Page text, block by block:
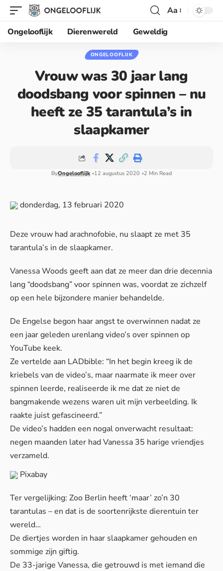
Aa
Ongelooflijk
Dierenwereld Geweldig
ONGELOOFLIJK
Vrouw was 30 jaar lang
doodsbang voor spinnen – nu
heeft ze 35 tarantula’s in
slaapkamer
ByOngelooflijk 12 augustus 2020 2 Min Read
donderdag, 13 februari 2020
Deze vrouw had arachnofobie, nu slaapt ze met 35
tarantula’s in de slaapkamer.
Vanessa Woods geeft aan dat ze meer dan drie decennia
lang “doodsbang” voor spinnen was, voordat ze zichzelf
op een hele bijzondere manier behandelde.
De Engelse begon haar angst te overwinnen nadat ze
een jaar geleden urenlang video’s over spinnen op
YouTube keek.
Ze vertelde aan LADbible: “In het begin kreeg ik de
kriebels van de video’s, maar naarmate ik meer over
spinnen leerde, realiseerde ik me dat ze niet de
bangmakende wezens waren uit mijn verbeelding. Ik
raakte juist gefascineerd.”
De video’s hadden een nogal onverwacht resultaat:
negen maanden later had Vanessa 35 harige vriendjes
verzameld.
Pixabay
Ter vergelijking: Zoo Berlin heeft ‘maar’ zo’n 30
tarantulas – en dat is de soortenrijkste dierentuin ter
wereld…
De diertjes worden in haar slaapkamer gehouden en
sommige zijn giftig.
De 33-jarige Vanessa, die getrouwd is met iemand die